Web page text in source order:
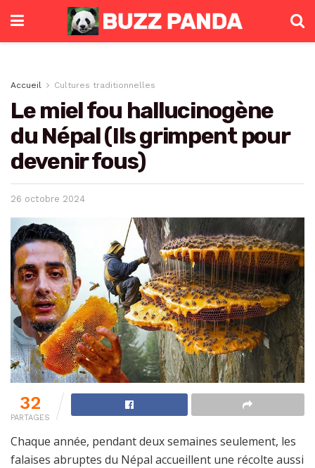
Accueil Cultures traditionnelles
Le miel fou hallucinogène
du Népal (Ils grimpent pour
devenir fous)
26 octobre 2024
32
PARTAGES
Chaque année, pendant deux semaines seulement, les
falaises abruptes du Népal accueillent une récolte aussi